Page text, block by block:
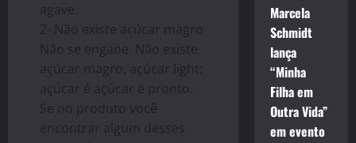
agave.
2- Não existe acúcar magro
Não se engane. Não existe
açúcar magro, açúcar light:
açúcar é açúcar e pronto.
Se no produto você
encontrar algum desses
Marcela
Schmidt
lança
“Minha
Filha em
Outra Vida”
em evento